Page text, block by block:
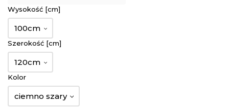
Wysokość [cm]
100cm
Szerokość [cm]
120cm
Kolor
ciemno szary